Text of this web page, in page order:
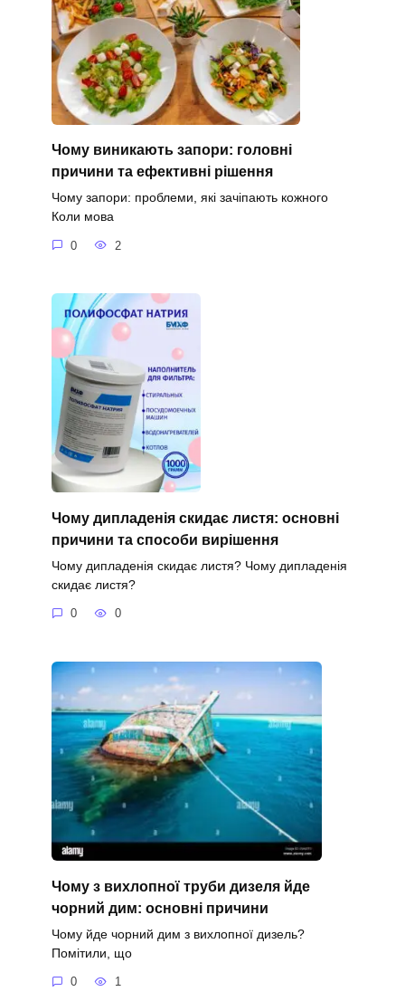
Чому виникають запори: головні
причини та ефективні рішення
Чому запори: проблеми, які зачіпають кожного
Коли мова
0 2
Чому дипладенія скидає листя: основні
причини та способи вирішення
Чому дипладенія скидає листя? Чому дипладенія
скидає листя?
0 0
Чому з вихлопної труби дизеля йде
чорний дим: основні причини
Чому йде чорний дим з вихлопної дизель?
Помітили, що
0 1